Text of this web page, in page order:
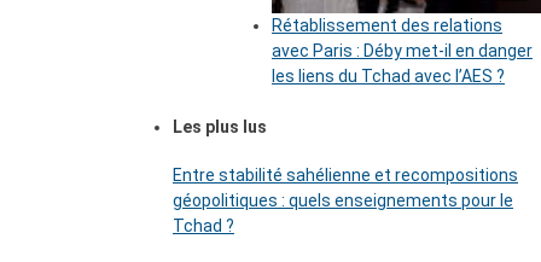
Rétablissement des relations
avec Paris : Déby met-il en danger
les liens du Tchad avec l’AES ?
Les plus lus
Entre stabilité sahélienne et recompositions
géopolitiques : quels enseignements pour le
Tchad ?